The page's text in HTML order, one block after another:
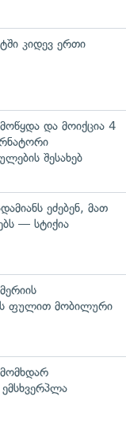
კიდევ ერთი
და მოიქცია 4
შესახებ
ეძებენ, მათ
— სტიქია
ფულით მობილური